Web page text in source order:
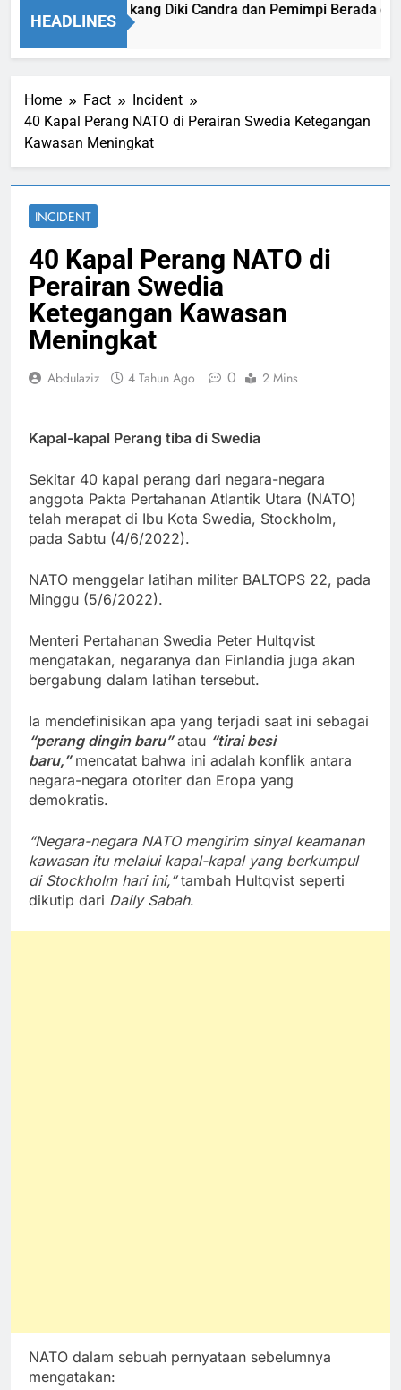
HEADLINES
Qasim, kang Diki Candra dan Pemimpi Berada di
Ago
Home Fact
Incident
40 Kapal Perang NATO di Perairan Swedia Ketegangan
Kawasan Meningkat
INCIDENT
40 Kapal Perang NATO di
Perairan Swedia
Ketegangan Kawasan
Meningkat
Abdulaziz 4 Tahun Ago 0 2 Mins
Kapal-kapal Perang tiba di Swedia
Sekitar 40 kapal perang dari negara-negara
anggota Pakta Pertahanan Atlantik Utara (NATO)
telah merapat di Ibu Kota Swedia, Stockholm,
pada Sabtu (4/6/2022).
NATO menggelar latihan militer BALTOPS 22, pada
Minggu (5/6/2022).
Menteri Pertahanan Swedia Peter Hultqvist
mengatakan, negaranya dan Finlandia juga akan
bergabung dalam latihan tersebut.
Ia mendefinisikan apa yang terjadi saat ini sebagai
“perang dingin baru” atau “tirai besi
baru,”mencatat bahwa ini adalah konflik antara
negara-negara otoriter dan Eropa yang
demokratis.
“Negara-negara NATO mengirim sinyal keamanan
kawasan itu melalui kapal-kapal yang berkumpul
di Stockholm hari ini,”tambah Hultqvist seperti
dikutip dari Daily Sabah.
NATO dalam sebuah pernyataan sebelumnya
mengatakan: